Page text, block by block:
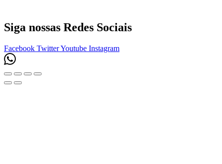
Siga nossas Redes Sociais
Facebook TwitterYoutube Instagram